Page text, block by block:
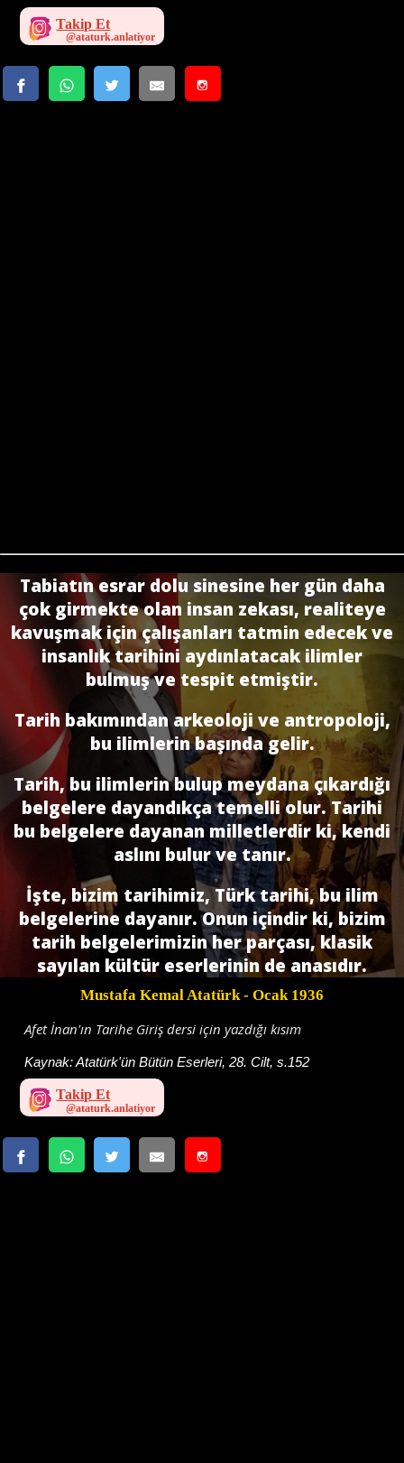
Takip Et
Tabiatın esrar dolu sinesine her gün daha
çok girmekte olan insan zekası, realiteye
kavuşmak için çalışanları tatmin edecek ve
insanlık tarihini aydınlatacak ilimler
bulmuş ve tespit etmiştir.
Tarih bakımından arkeoloji ve antropoloji,
bu ilimlerin ba­şında gelir.
Tarih, bu ilimlerin bulup meydana çıkardığı
belgelere dayandıkça temelli olur. Tarihi
bu belgelere dayanan milletlerdir ki, kendi
aslını bulur ve tanır.
İşte, bizim tarihimiz, Türk tarihi, bu ilim
belgelerine dayanır. Onun içindir ki, bizim
tarih belgelerimizin her parçası, klasik
sayılan kültür eserlerinin de anasıdır.
Mustafa Kemal Atatürk- Ocak 1936
Afet İnan'ın Tarihe Giriş dersi için yazdığı kısım
Kaynak:Atatürk'ün Bütün Eserleri, 28. Cilt, s.152
Takip Et